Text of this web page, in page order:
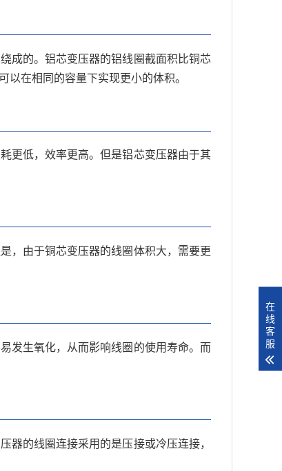
成的。铝芯变压器的铝线圈截面积比铜芯
在相同的容量下实现更小的体积。
更低，效率更高。但是铝芯变压器由于其
，由于铜芯变压器的线圈体积大，需要更
发生氧化，从而影响线圈的使用寿命。而
的线圈连接采用的是压接或冷压连接，
在
线
客
服